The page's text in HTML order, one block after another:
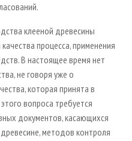
клееной древесины
процесса, применения
В настоящее время нет
не говоря уже о
которая принята в
вопроса требуется
документов, касающихся
методов контроля